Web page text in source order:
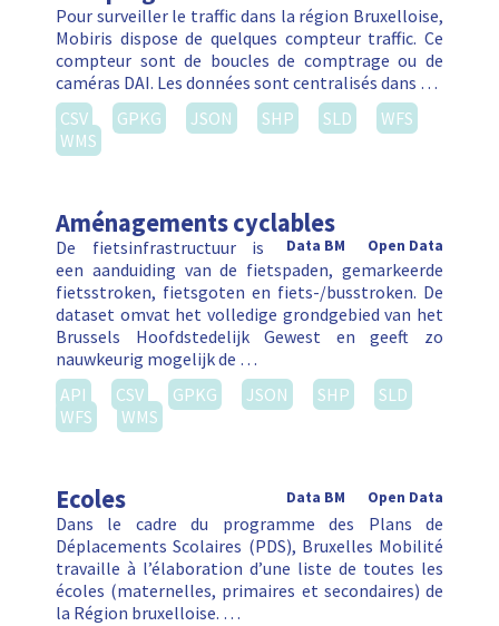
Pour surveiller le traffic dans la région Bruxelloise,
Mobiris dispose de quelques compteur traffic. Ce
compteur sont de boucles de comptrage ou de
caméras DAI. Les données sont centralisés dans …
CSV
GPKG JSON SHP SLD
WFS
WMS
Aménagements cyclables
Open Data
Data BM
De fietsinfrastructuur is
een aanduiding van de fietspaden, gemarkeerde
fietsstroken, fietsgoten en fiets-/busstroken. De
dataset omvat het volledige grondgebied van het
Brussels Hoofdstedelijk Gewest en geeft zo
nauwkeurig mogelijk de …
API
CSV GPKG JSON SHP
SLD
WFS
WMS
Ecoles Open Data
Data BM
Dans le cadre du programme des Plans de
Déplacements Scolaires (PDS), Bruxelles Mobilité
travaille à l’élaboration d’une liste de toutes les
écoles (maternelles, primaires et secondaires) de
la Région bruxelloise. …